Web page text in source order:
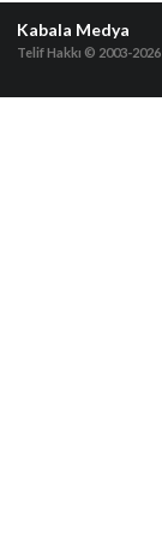
Kabala Medya
Telif Hakkı © 2003-2026